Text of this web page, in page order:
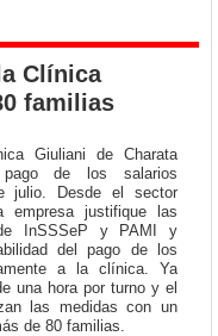
Clínica
familias
Giuliani de Charata
pago de los salarios
julio. Desde el sector
empresa justifique las
InSSSeP y PAMI y
del pago de los
a la clínica. Ya
una hora por turno y el
las medidas con un
de 80 familias.